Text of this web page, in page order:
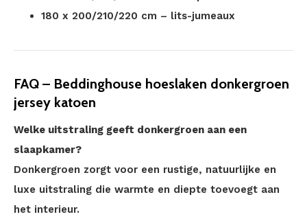
180 x 200/210/220 cm – lits-jumeaux
FAQ – Beddinghouse hoeslaken donkergroen
jersey katoen
Welke uitstraling geeft donkergroen aan een
slaapkamer?
Donkergroen zorgt voor een rustige, natuurlijke en
luxe uitstraling die warmte en diepte toevoegt aan
het interieur.